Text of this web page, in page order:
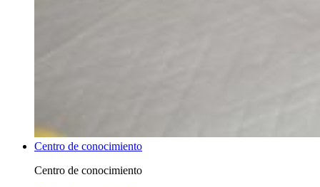
Centro de conocimiento
Centro de conocimiento